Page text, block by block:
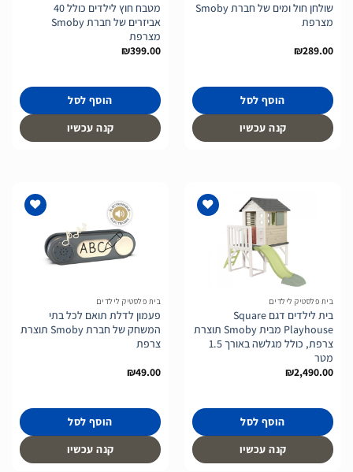
שולחן חול ומים של חברת Smoby
מצרפת
₪289.00
הוסף לסל
קנה עכשיו
מטבח חוץ לילדים כולל 40
אביזרים של חברת Smoby
מצרפת
₪399.00
הוסף לסל
קנה עכשיו
בית פלסטיק לילדים
בית לילדים דגם Square
Playhouse מבית Smoby תוצרת
צרפת, כולל מגלשה באורך 1.5
מטר
₪2,490.00
הוסף לסל
קנה עכשיו
בית פלסטיק לילדים
פעמון לדלת תואם לכל בתי
המשחק של חברת Smoby תוצרת
צרפת
₪49.00
הוסף לסל
קנה עכשיו